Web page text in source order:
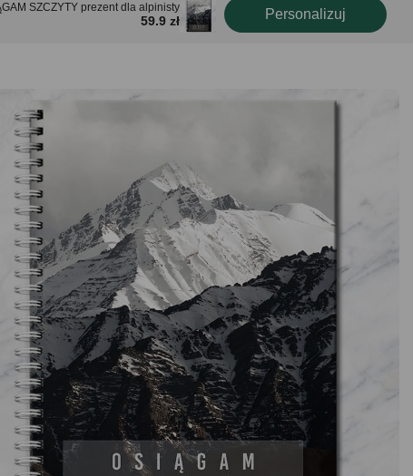
SZCZYTY prezent dla alpinisty
59.9 zł Personalizuj